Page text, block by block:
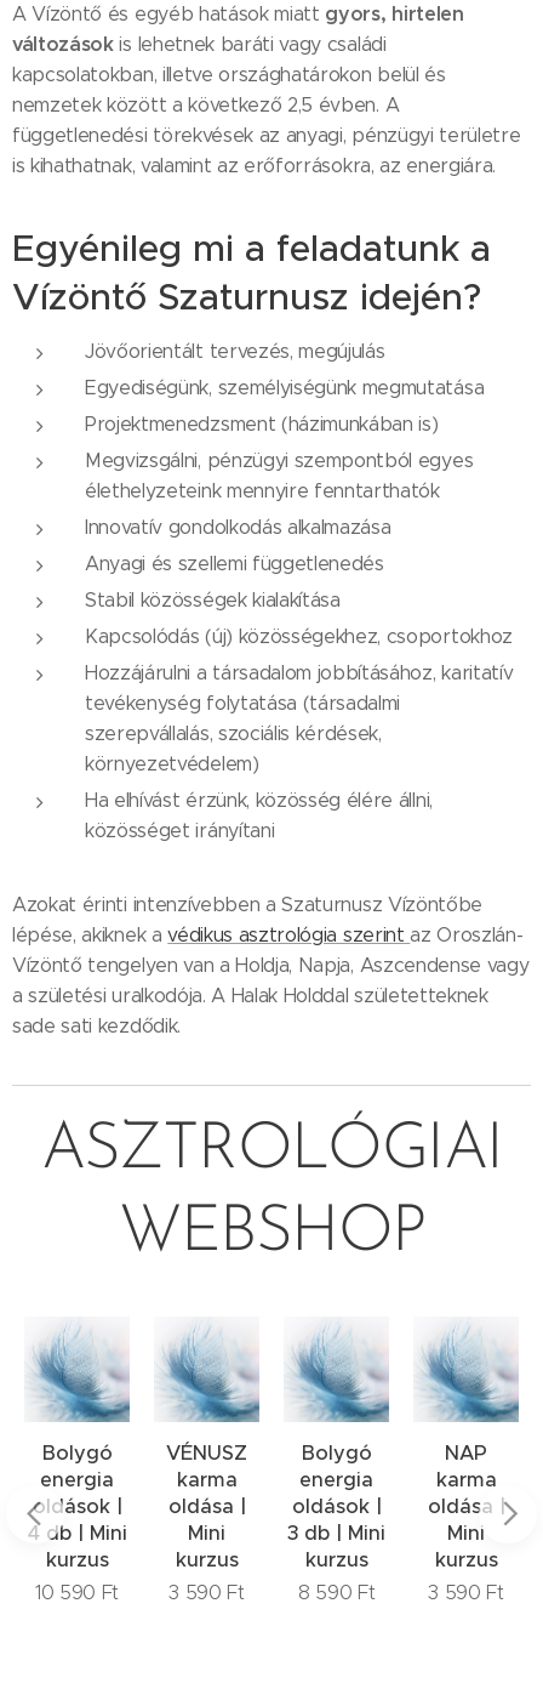
A Vízöntő és egyéb hatások miatt gyors, hirtelen
változásokis lehetnek baráti vagy családi
kapcsolatokban, illetve országhatárokon belül és
nemzetek között a következő 2,5 évben. A
függetlenedési törekvések az anyagi, pénzügyi területre
is kihathatnak, valamint az erőforrásokra, az energiára.
Egyénileg mi a feladatunk a
Vízöntő Szaturnusz idején?
Jövőorientált tervezés, megújulás
Egyediségünk, személyiségünk megmutatása
Projektmenedzsment (házimunkában is)
Megvizsgálni, pénzügyi szempontból egyes
élethelyzeteink mennyire fenntarthatók
Innovatív gondolkodás alkalmazása
Anyagi és szellemi függetlenedés
Stabil közösségek kialakítása
Kapcsolódás (új) közösségekhez, csoportokhoz
Hozzájárulni a társadalom jobbításához, karitatív
tevékenység folytatása (társadalmi
szerepvállalás, szociális kérdések,
környezetvédelem)
Ha elhívást érzünk, közösség élére állni,
közösséget irányítani
Azokat érinti intenzívebben a Szaturnusz Vízöntőbe
lépése, akiknek avédikus asztrológia szerint az Oroszlán-
Vízöntő tengelyen van a Holdja, Napja, Aszcendense vagy
a születési uralkodója. A Halak Holddal születetteknek
sade sati kezdődik.
ASZTROLÓGIAI
WEBSHOP
Bolygó
energia
oldások |
4 db | Mini
kurzus
10 590 Ft
VÉNUSZ
karma
oldása |
Mini
kurzus
3 590 Ft
Bolygó
energia
oldások |
3 db | Mini
kurzus
8 590 Ft
NAP
karma
oldása |
Mini
kurzus
3 590 Ft